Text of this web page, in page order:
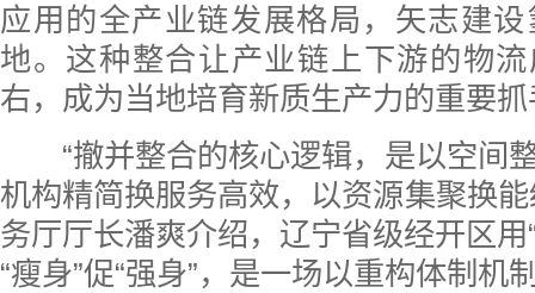
应用的全产业链发展格局，矢志建
地。这种整合让产业链上下游的物
右，成为当地培育新质生产力的重要
“撤并整合的核心逻辑，是以空间
机构精简换服务高效，以资源集聚换
务厅厅长潘爽介绍，辽宁省级经开区用
“瘦身”促“强身”，是一场以重构体制机